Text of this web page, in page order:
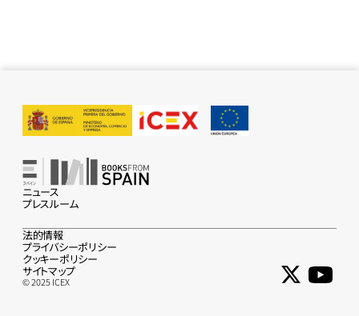
ニュース
プレスルーム
© 2025 ICEX
法的情報
プライバシーポリシー
クッキーポリシー
サイトマップ